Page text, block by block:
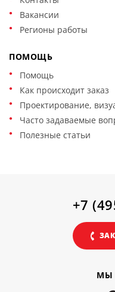
Вакансии
Регионы работы
ПОМОЩЬ
Помощь
Как происходит заказ
Проектирование,
Часто задаваемые
Полезные статьи
МЫ
+7